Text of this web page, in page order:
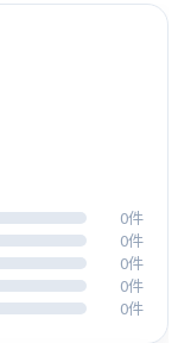
0件
0件
0件
0件
0件